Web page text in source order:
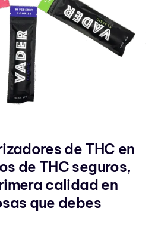
de THC en
de THC seguros,
calidad en
que debes